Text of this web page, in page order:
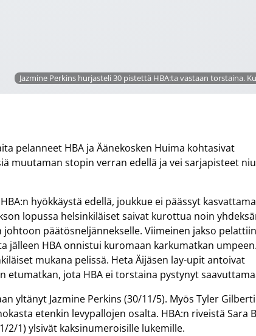
Jazmine Perkins hurjasteli 30 pistettä HBA:ta vastaan torstaina.
pelanneet HBA ja Äänekosken Huima kohtasivat
muutaman stopin verran edellä ja vei sarjapisteet
hyökkäystä edellä, joukkue ei päässyt
lopussa helsinkiläiset saivat kurottua noin
johtoon päätösneljännekselle. Viimeinen jakso pelattiin
jälleen HBA onnistui kuromaan karkumatkan umpeen.
mukana pelissä. Heta Äijäsen lay-upit antoivat
etumatkan, jota HBA ei torstaina pystynyt
yltänyt Jazmine Perkins (30/11/5). Myös Tyler
etenkin levypallojen osalta. HBA:n riveistä Sara
2/1) ylsivät kaksinumeroisille lukemille.